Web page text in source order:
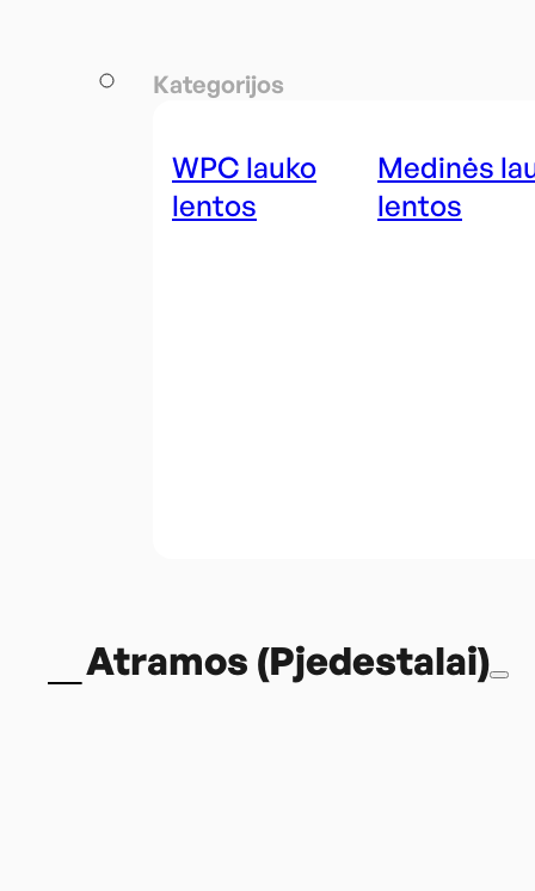
Kategorijos
WPC lauko
lentos
Medinės
lentos
Atramos (Pjedestalai)